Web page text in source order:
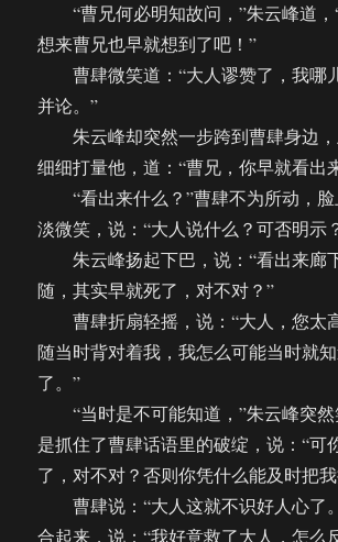
“曹兄何必明知故问，”朱云峰道，
想来曹兄也早就想到了吧！”
曹肆微笑道：“大人谬赞了，我哪
并论。”
朱云峰却突然一步跨到曹肆身边，
细细打量他，道：“曹兄，你早就看出
“看出来什么？”曹肆不为所动，脸
淡微笑，说：“大人说什么？可否明示
朱云峰扬起下巴，说：“看出来廊
随，其实早就死了，对不对？”
曹肆折扇轻摇，说：“大人，您太
随当时背对着我，我怎么可能当时就
了。”
“当时是不可能知道，”朱云峰突然
是抓住了曹肆话语里的破绽，说：“可
了，对不对？否则你凭什么能及时把
曹肆说：“大人这就不识好人心了
合起来，说：“我好意救了大人，怎么